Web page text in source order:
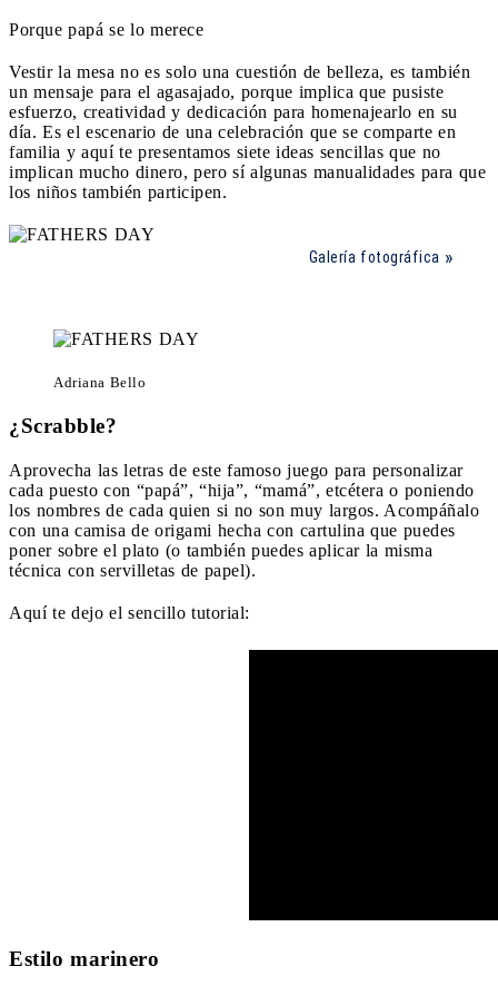
Porque papá se lo merece
Vestir la mesa no es solo una cuestión de belleza, es también
un mensaje para el agasajado, porque implica que pusiste
esfuerzo, creatividad y dedicación para homenajearlo en su
día. Es el escenario de una celebración que se comparte en
familia y aquí te presentamos siete ideas sencillas que no
implican mucho dinero, pero sí algunas manualidades para que
los niños también participen.
Galería fotográfica
Adriana Bello
¿Scrabble?
Aprovecha las letras de este famoso juego para personalizar
cada puesto con “papá”, “hija”, “mamá”, etcétera o poniendo
los nombres de cada quien si no son muy largos. Acompáñalo
con una camisa de origami hecha con cartulina que puedes
poner sobre el plato (o también puedes aplicar la misma
técnica con servilletas de papel).
Aquí te dejo el sencillo tutorial:
Estilo marinero